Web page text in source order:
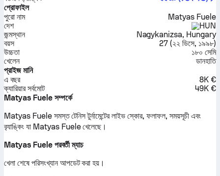
প্রোফাইল
পুরো নাম
Matyas Fuele
দেশ
HUN
জন্মস্থান
Nagykanizsa, Hungary
বয়স
27 (২২ ডিসে, ১৯৯৮)
উচ্চতা
১৮০ সেমি
খেলেন
ডানহাতি
প্রাইজ মানি
এ বছর
8K €
ক্যারিয়ার সর্বমোট
49K €
Matyas Fuele সম্পর্কে
Matyas Fuele সমস্ত টেনিস টুর্নামেন্টের লাইভ স্কোর, ফলাফল, সময়সূচী এবং
ব়্যাঙ্কিং যা Matyas Fuele খেলেছে।
Matyas Fuele পরবর্তী ম্যাচ
খেলা শেষে পরিসংখ্যান আপডেট করা হয়।